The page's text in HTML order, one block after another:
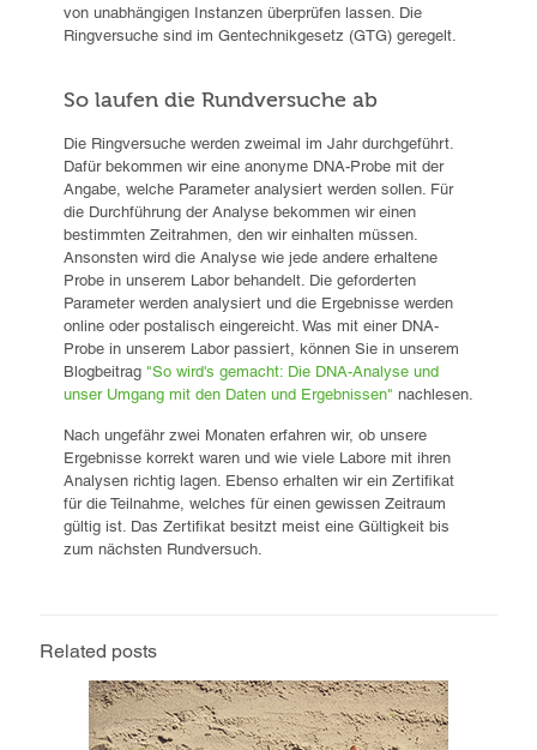
von unabhängigen Instanzen überprüfen lassen. Die
Ringversuche sind im Gentechnikgesetz (GTG) geregelt.
So laufen die Rundversuche ab
Die Ringversuche werden zweimal im Jahr durchgeführt.
Dafür bekommen wir eine anonyme DNA-Probe mit der
Angabe, welche Parameter analysiert werden sollen. Für
die Durchführung der Analyse bekommen wir einen
bestimmten Zeitrahmen, den wir einhalten müssen.
Ansonsten wird die Analyse wie jede andere erhaltene
Probe in unserem Labor behandelt. Die geforderten
Parameter werden analysiert und die Ergebnisse werden
online oder postalisch eingereicht. Was mit einer DNA-
Probe in unserem Labor passiert, können Sie in unserem
Blogbeitrag "So wird's gemacht: Die DNA-Analyse und
unser Umgang mit den Daten und Ergebnissen" nachlesen.
Nach ungefähr zwei Monaten erfahren wir, ob unsere
Ergebnisse korrekt waren und wie viele Labore mit ihren
Analysen richtig lagen. Ebenso erhalten wir ein Zertifikat
für die Teilnahme, welches für einen gewissen Zeitraum
gültig ist. Das Zertifikat besitzt meist eine Gültigkeit bis
zum nächsten Rundversuch.
Related posts